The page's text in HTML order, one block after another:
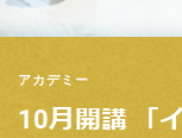
アカデミー
10月開講 「